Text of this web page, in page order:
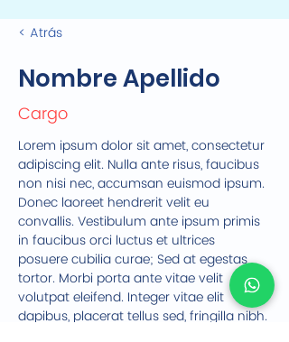
< Atrás
Nombre Apellido
Cargo
Lorem ipsum dolor sit amet, consectetur
adipiscing elit. Nulla ante risus, faucibus
non nisi nec, accumsan euismod ipsum.
Donec laoreet hendrerit velit eu
convallis. Vestibulum ante ipsum primis
in faucibus orci luctus et ultrices
posuere cubilia curae; Sed at egestas
tortor. Morbi porta ante vitae velit
volutpat eleifend. Integer vitae elit
dapibus, placerat tellus sed, fringilla nibh.